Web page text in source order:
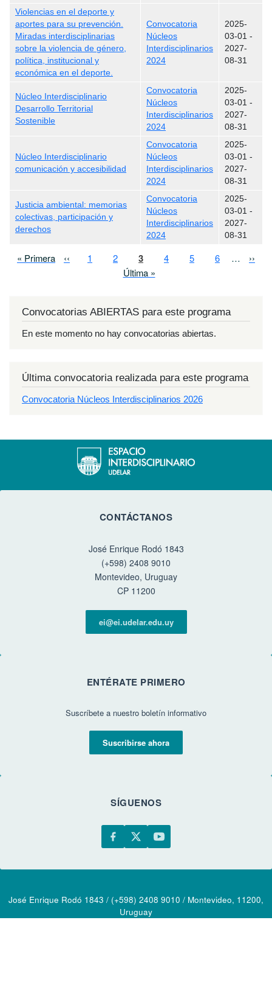
Violencias en el deporte y
aportes para su prevención.
Miradas interdisciplinarias
sobre la violencia de género,
política, institucional y
económica en el deporte.
Convocatoria
Núcleos
Interdisciplinarios
2024
2025-
03-01 -
2027-
08-31
Núcleo Interdisciplinario
Desarrollo Territorial
Sostenible
Convocatoria
Núcleos
Interdisciplinarios
2024
2025-
03-01 -
2027-
08-31
Núcleo Interdisciplinario
comunicación y accesibilidad
Convocatoria
Núcleos
Interdisciplinarios
2024
2025-
03-01 -
2027-
08-31
Justicia ambiental: memorias
colectivas, participación y
derechos
Convocatoria
Núcleos
Interdisciplinarios
2024
2025-
03-01 -
2027-
08-31
Paginación
Primera página
« Primera Página anterior
‹‹ Page
1 Page
2 Página actual
3 Page
4 Page
5 Page
6 …
››
Última página
Última »
Convocatorias ABIERTAS para este programa
En este momento no hay convocatorias abiertas.
Última convocatoria realizada para este programa
Convocatoria Núcleos Interdisciplinarios 2026
CONTÁCTANOS
José Enrique Rodó 1843
(+598) 2408 9010
Montevideo, Uruguay
CP 11200
ei@ei.udelar.edu.uy
ENTÉRATE PRIMERO
Suscríbete a nuestro boletín informativo
Suscribirse ahora
SÍGUENOS
José Enrique Rodó 1843 / (+598) 2408 9010 / Montevideo, 11200,
Uruguay